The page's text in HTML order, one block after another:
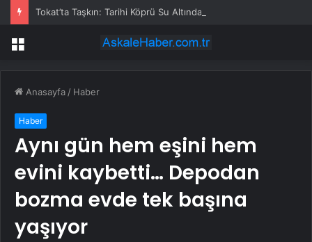
Tokat’ta Taşkın: Tarihi Köprü Su Altında
Menü
Anasayfa / Haber
Haber
Aynı gün hem eşini hem
evini kaybetti… Depodan
bozma evde tek başına
yaşıyor